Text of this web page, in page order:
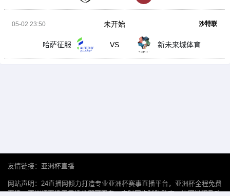
05-02 23:50 沙特联
哈萨征服 VS 新未来城体育
未开始
友情链接： 亚洲杯直播
网站声明：24直播网倾力打造专业亚洲杯赛事直播平台，亚洲杯全程免费
直播，亚洲杯直播无需插件即可观看。实时同步球队动态、比赛进程及攻